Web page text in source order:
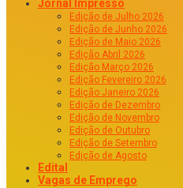
Jornal Impresso
Edição de Julho 2026
Edição de Junho 2026
Edição de Maio 2026
Edição Abril 2026
Edição Março 2026
Edição Fevereiro 2026
Edição Janeiro 2026
Edição de Dezembro
Edição de Novembro
Edição de Outubro
Edição de Setembro
Edição de Agosto
Edital
Vagas de Emprego